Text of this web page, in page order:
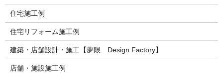
住宅施工例
住宅リフォーム施工例
建築・店舗設計・施工【夢限 Design Factory】
店舗・施設施工例